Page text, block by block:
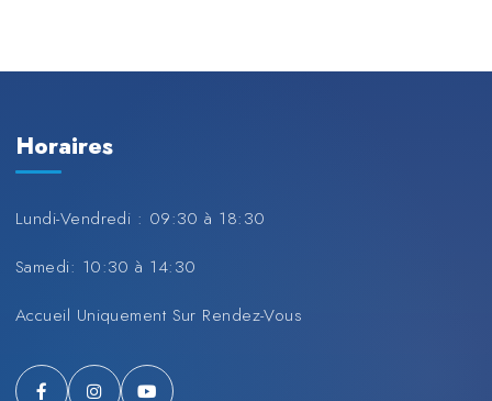
Horaires
Lundi-Vendredi : 09:30 à 18:30
Samedi: 10:30 à 14:30
Accueil Uniquement Sur Rendez-Vous